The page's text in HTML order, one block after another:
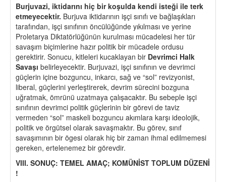
Burjuvazi, iktidarını hiç bir koşulda kendi isteği ile terk
etmeyecektir. Burjuva iktidarının işçi sınıfı ve bağlaşıkları
tarafından, işçi sınıfının öncülüğünde yıkılması ve yerine
Proletarya Diktatörlüğünün kurulması mücadelesi her tür
savaşım biçimlerine hazır politik bir mücadele ordusu
gerektirir. Sonucu, kitleleri kucaklayan bir Devrimci Halk
Savaşı belirleyecektir. Burjuvazi, işçi sınıfının ve devrimci
güçlerin içine bozguncu, inkarcı, sağ ve “sol” revizyonist,
liberal, güçlerini yerleştirerek, devrim sürecini bozguna
uğratmak, ömrünü uzatmaya çalışacaktır. Bu sebeple işçi
sınıfının devrimci politik güçlerinin bir görevi de taviz
vermeden “sol” maskeli bozguncu akımlara karşı ideolojik,
politik ve örgütsel olarak savaşmaktır. Bu görev, sınıf
savaşımının bir ögesi olarak hiç bir zaman ihmal edilmemesi
gereken, ertelenemez bir görevdir.
VIII. SONUÇ: TEMEL AMAÇ; KOMÜNİST TOPLUM DÜZENİ
!